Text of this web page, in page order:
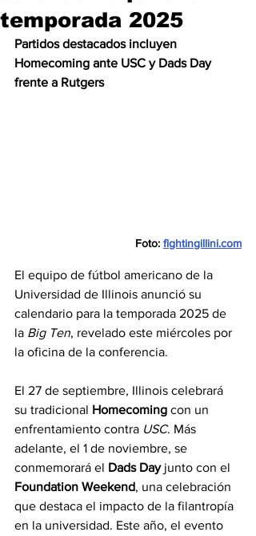
temporada 2025
Partidos destacados incluyen
Homecoming ante USC y Dads Day
frente a Rutgers
Foto: fightingillini.com
El equipo de fútbol americano de la
Universidad de Illinois anunció su
calendario para la temporada 2025 de
la Big Ten, revelado este miércoles por
la oficina de la conferencia.
El 27 de septiembre, Illinois celebrará
su tradicional Homecoming con un
enfrentamiento contra USC. Más
adelante, el 1 de noviembre, se
conmemorará el Dads Day junto con el
Foundation Weekend, una celebración
que destaca el impacto de la filantropía
en la universidad. Este año, el evento